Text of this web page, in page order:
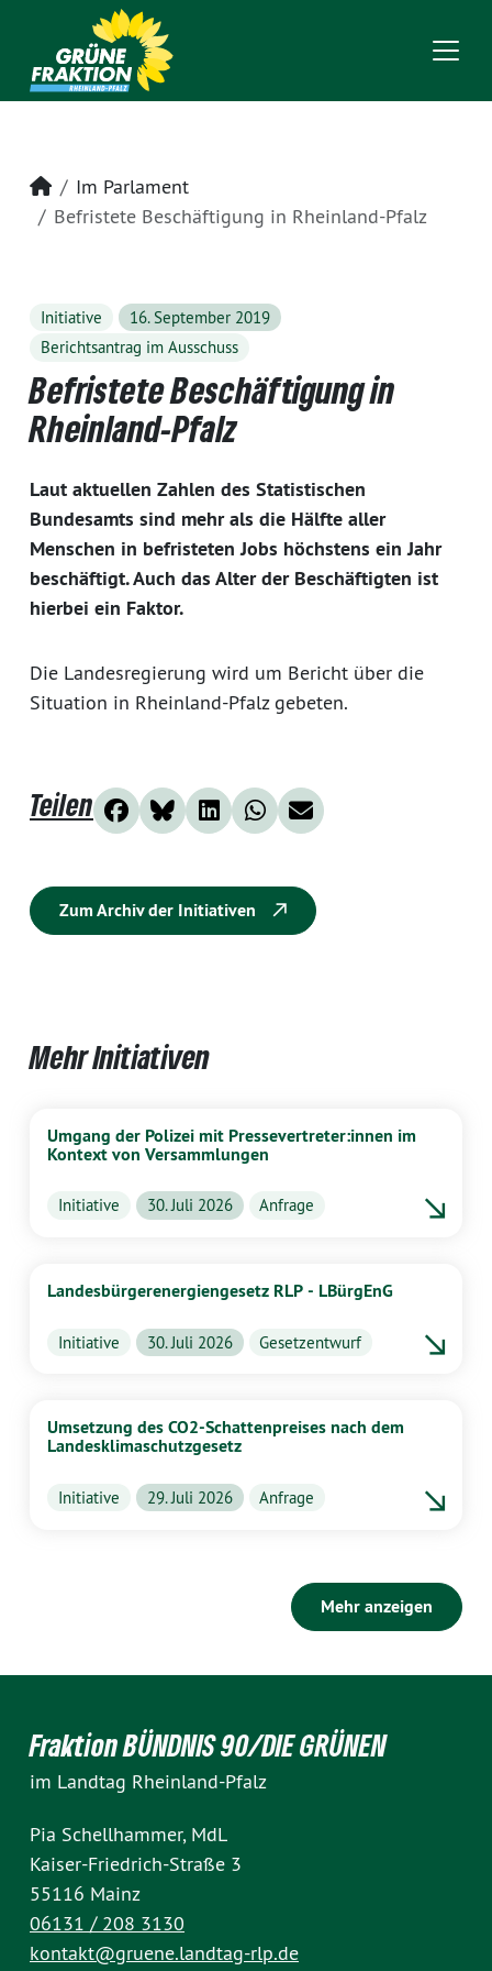
Startseite
Im Parlament
Befristete Beschäftigung in Rheinland-Pfalz
Initiative
16. September 2019
Berichtsantrag im Ausschuss
Befristete Beschäftigung in
Rheinland-Pfalz
Laut aktuellen Zahlen des Statistischen
Bundesamts sind mehr als die Hälfte aller
Menschen in befristeten Jobs höchstens ein Jahr
beschäftigt. Auch das Alter der Beschäftigten ist
hierbei ein Faktor.
Die Landesregierung wird um Bericht über die
Situation in Rheinland-Pfalz gebeten.
Teilen
Zum Archiv der Initiativen
Mehr Initiativen
Umgang der Polizei mit Pressevertreter:innen im
Kontext von Versammlungen
Initiative 30. Juli 2026 Anfrage
Landesbürgerenergiengesetz RLP - LBürgEnG
Initiative 30. Juli 2026 Gesetzentwurf
Umsetzung des CO2-Schattenpreises nach dem
Landesklimaschutzgesetz
Initiative 29. Juli 2026 Anfrage
Mehr anzeigen
Fraktion BÜNDNIS 90/DIE GRÜNEN
im Landtag Rheinland-Pfalz
Pia Schellhammer, MdL
Kaiser-Friedrich-Straße 3
55116 Mainz
06131 / 208 3130
kontakt@gruene.landtag-rlp.de